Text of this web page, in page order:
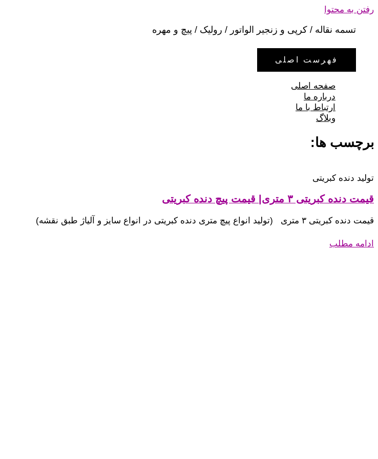
رفتن به محتوا
تسمه نقاله / کرپی و زنجیر الواتور / رولیک / پیچ و مهره
فهرست اصلی
صفحه اصلی
درباره ما
ارتباط با ما
وبلاگ
برچسب ها:
تولید دنده کبریتی
قیمت دنده کبریتی ۳ متری| قیمت پیچ دنده کبریتی
قیمت دنده کبریتی ۳ متری (تولید انواع پیچ متری دنده کبریتی در انواع سایز و آلیاژ طبق نقشه)
ادامه مطلب